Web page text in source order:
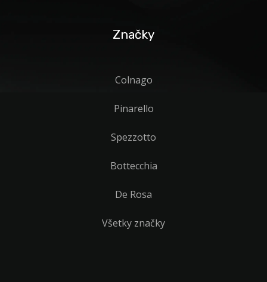
Značky
Colnago
Pinarello
Spezzotto
Bottecchia
De Rosa
Všetky značky